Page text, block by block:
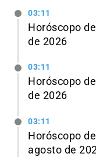
03:11
Horóscopo
de 2026
03:11
Horóscopo
de 2026
03:11
Horóscopo
agosto de